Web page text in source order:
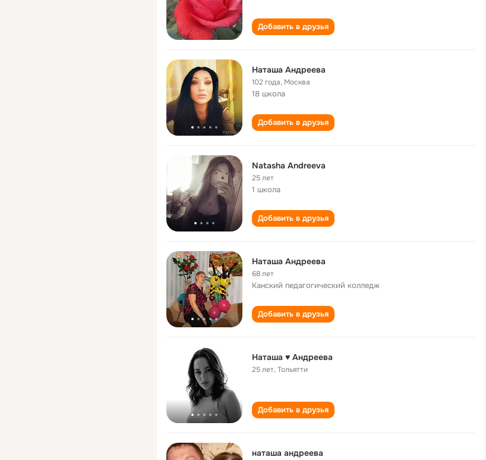
Добавить в друзья
Наташа Андреева
102 года, Москва
18 школа
Добавить в друзья
Natasha Andreeva
25 лет
1 школа
Добавить в друзья
Наташа Андреева
68 лет
Канский педагогический колледж
Добавить в друзья
Наташа ♥ Андреева
25 лет,Тольятти
Добавить в друзья
наташа андреева